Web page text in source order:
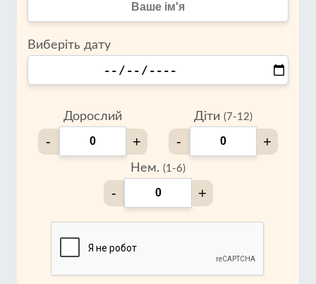
Виберіть дату
Дорослий
- +
Діти (7-12)
- +
Нем. (1-6)
- +